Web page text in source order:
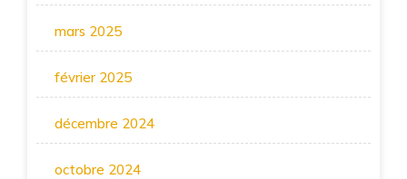
mars 2025
février 2025
décembre 2024
octobre 2024